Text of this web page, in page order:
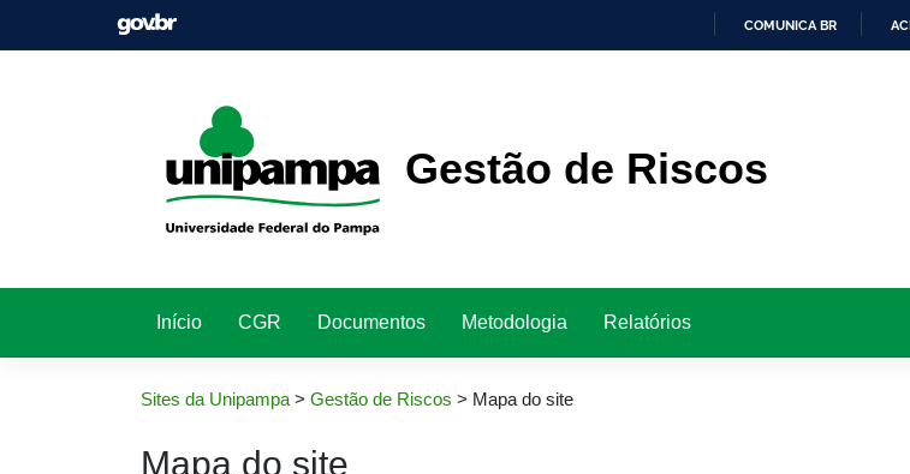
COMUNICA BR
Gestão de Riscos
Início CGR Documentos Metodologia Relatórios
Sites da Unipampa> Gestão de Riscos > Mapa do site
Mapa do site